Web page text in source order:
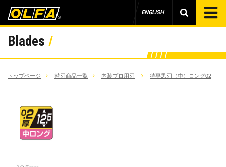
ENGLISH
Blades
トップページ 替刃商品一覧 内装プロ用刃 特専黒刃（中）ロング02